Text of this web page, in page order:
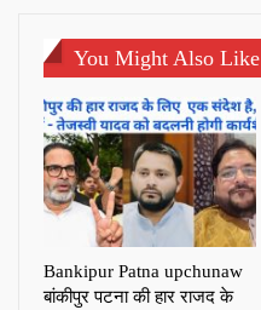
You Might Also Like
Bankipur Patna upchunaw
बांकीपुर पटना की हार राजद के